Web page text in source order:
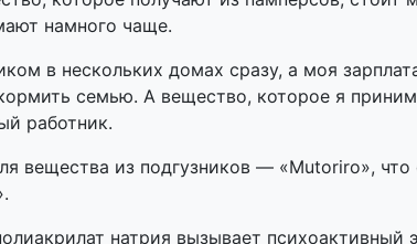
намного чаще.
в нескольких домах сразу, а моя
семью. А вещество, которое я
работник.
вещества из подгузников — «Mutoriro», что
натрия вызывает